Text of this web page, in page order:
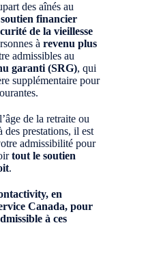
des aînés au
soutien financier
de la vieillesse
àrevenu plus
admissibles au
garanti (SRG), qui
supplémentaire pour
de la retraite ou
des prestations, il est
admissibilité pour
tout le soutien
.
en
Canada, pour
à ces